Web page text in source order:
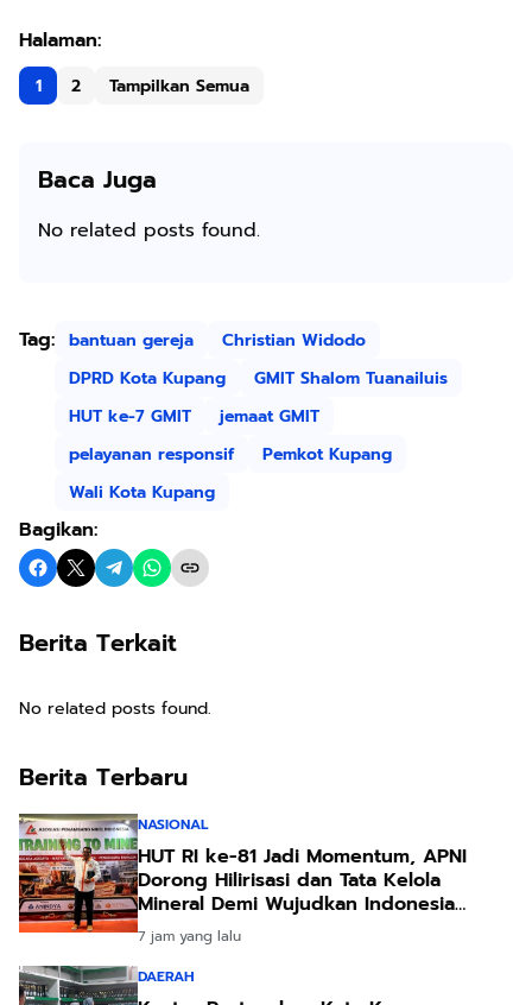
1 2 Tampilkan Semua
Baca Juga
No related posts found.
Tag: bantuan gereja
Christian Widodo
DPRD Kota Kupang
GMIT Shalom Tuanailuis
HUT ke-7 GMIT
jemaat GMIT
pelayanan responsif
Pemkot Kupang
Wali Kota Kupang
Bagikan:
Berita Terkait
No related posts found.
Berita Terbaru
NASIONAL
HUT RI ke-81 Jadi Momentum, APNI
Dorong Hilirisasi dan Tata Kelola
Mineral Demi Wujudkan Indonesia
Negara Adi Daya
7 jam yang lalu
DAERAH